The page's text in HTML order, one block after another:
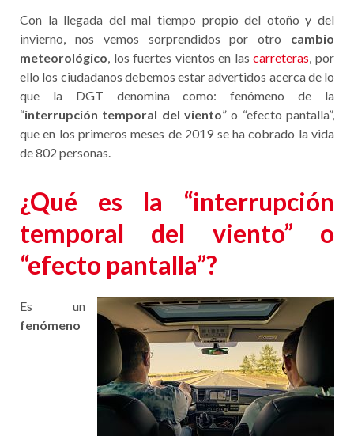
Con la llegada del mal tiempo propio del otoño y del
invierno, nos vemos sorprendidos por otro cambio
meteorológico, los fuertes vientos en lascarreteras, por
ello los ciudadanos debemos estar advertidos acerca de lo
que la DGT denomina como: fenómeno de la
“interrupción temporal del viento” o “efecto pantalla”,
que en los primeros meses de 2019 se ha cobrado la vida
de 802 personas.
¿Qué es la “interrupción
temporal del viento” o
“efecto pantalla”?
Es un
fenómeno